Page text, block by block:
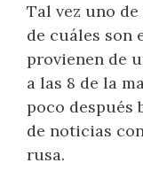
Tal vez uno
de cuáles son
provienen de
a las 8 de la
poco después
de noticias
rusa.